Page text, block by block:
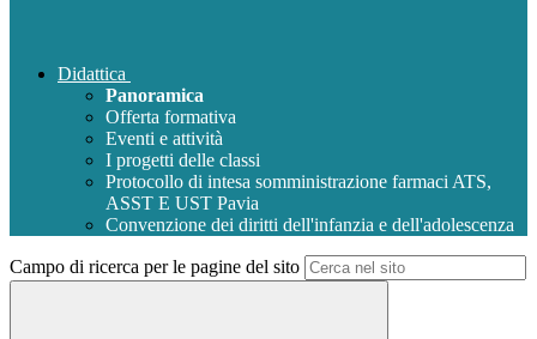
Didattica
Panoramica
Offerta formativa
Eventi e attività
I progetti delle classi
Protocollo di intesa somministrazione farmaci ATS,
ASST E UST Pavia
Convenzione dei diritti dell'infanzia e dell'adolescenza
Campo di ricerca per le pagine del sito